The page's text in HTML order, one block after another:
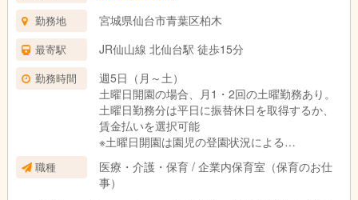
勤務地 宮城県仙台市青葉区柏木
最寄駅 JR仙山線 北仙台駅 徒歩15分
勤務時間
週5日（月～土）
土曜日開園の場合、月1・2回の土曜勤務あり。
土曜日勤務分は平日に振替休日を取得するか、
賃金払いを選択可能
※土曜日開園は園児の登園状況による
7:15～19:45のうち実働8時間（シフト制）
※業務の都合により変動の場合あり
職種
医療・介護・保育 / 企業内保育室（保育のお仕
事）